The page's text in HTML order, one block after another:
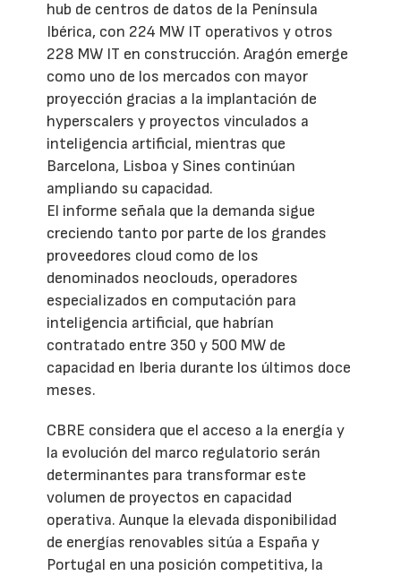
hub de centros de datos de la Península
Ibérica, con 224 MW IT operativos y otros
228 MW IT en construcción. Aragón emerge
como uno de los mercados con mayor
proyección gracias a la implantación de
hyperscalers y proyectos vinculados a
inteligencia artificial, mientras que
Barcelona, Lisboa y Sines continúan
ampliando su capacidad.
El informe señala que la demanda sigue
creciendo tanto por parte de los grandes
proveedores cloud como de los
denominados neoclouds, operadores
especializados en computación para
inteligencia artificial, que habrían
contratado entre 350 y 500 MW de
capacidad en Iberia durante los últimos doce
meses.
CBRE considera que el acceso a la energía y
la evolución del marco regulatorio serán
determinantes para transformar este
volumen de proyectos en capacidad
operativa. Aunque la elevada disponibilidad
de energías renovables sitúa a España y
Portugal en una posición competitiva, la